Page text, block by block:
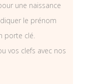
une naissance
le prénom
porte clé.
vos clefs avec nos